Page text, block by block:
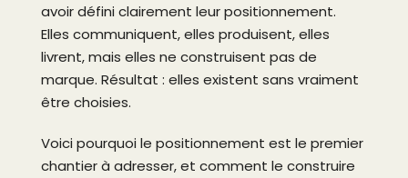
avoir défini clairement leur positionnement.
Elles communiquent, elles produisent, elles
livrent, mais elles ne construisent pas de
marque. Résultat : elles existent sans vraiment
être choisies.
Voici pourquoi le positionnement est le premier
chantier à adresser, et comment le construire